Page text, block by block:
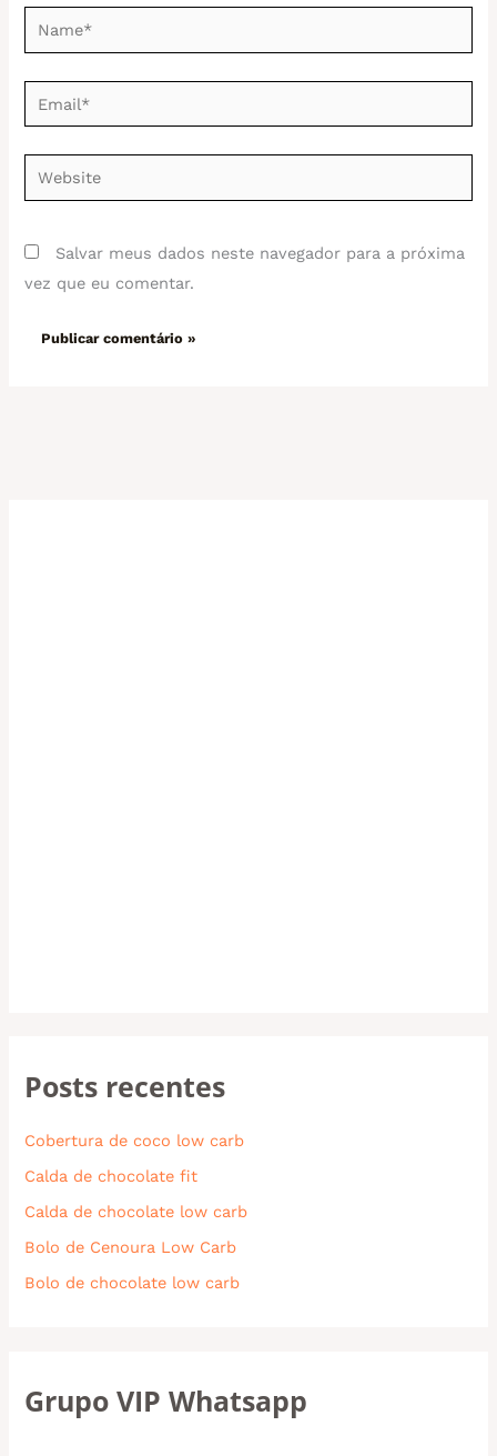
Name*
Email*
Website
Salvar meus dados neste navegador para a próxima
vez que eu comentar.
Posts recentes
Cobertura de coco low carb
Calda de chocolate fit
Calda de chocolate low carb
Bolo de Cenoura Low Carb
Bolo de chocolate low carb
Grupo VIP Whatsapp